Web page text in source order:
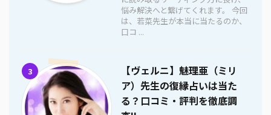
悩み解決へと繋げてくれます。 今回
は、若菜先生が本当に当たるのか、
口コ ...
3
【ヴェルニ】魅理亜（ミリ
ア）先生の復縁占いは当た
る？口コミ・評判を徹底調